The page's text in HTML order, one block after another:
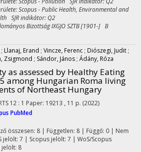
Scopus - Public Health, Environmental and
SJR indikátor: Q2
Bizottság IXGJO SZTB [1901-] B
; Llanaj, Erand ; Vincze, Ferenc ; Diószegi, Judit ;
Zsigmond ; Sándor, János ; Ádány, Róza
as assessed by Healthy Eating
among Hungarian Roma living
of Northeast Hungary
12 : 1 Paper: 19213 , 11 p. (2022)
PubMed
összesen: 8| Független: 8 | Függő: 0 | Nem
jelölt: 7 | Scopus jelölt: 7 | WoS/Scopus
8